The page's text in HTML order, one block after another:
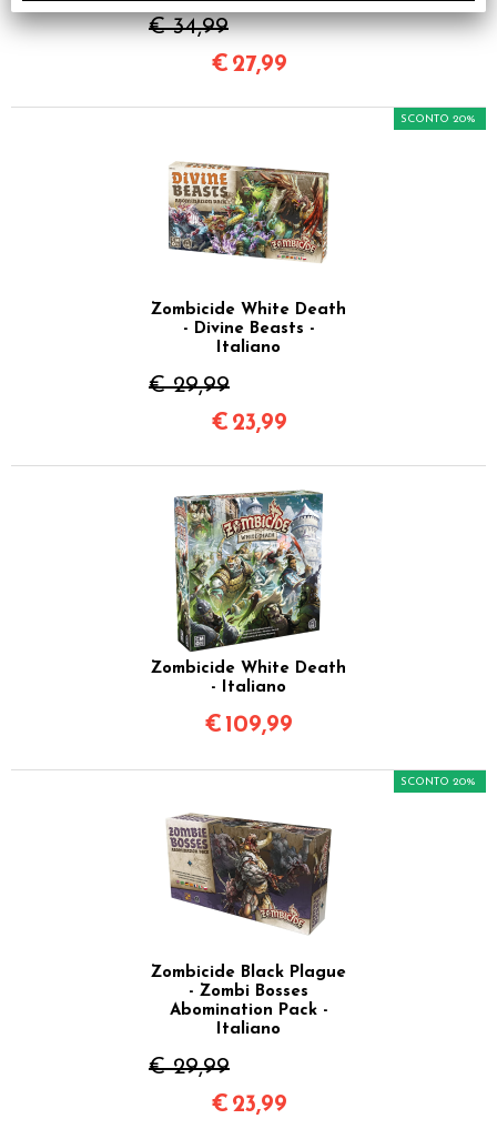
€ 34,99
€ 27,99
Zombicide White Death
- Divine Beasts -
Italiano
€ 29,99
SCONTO 20%
€ 23,99
Zombicide White Death
- Italiano
€ 109,99
Zombicide Black Plague
- Zombi Bosses
Abomination Pack -
Italiano
€ 29,99
SCONTO 20%
€ 23,99